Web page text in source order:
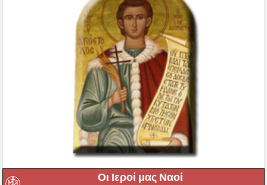
Οι Ιεροί μας Ναοί